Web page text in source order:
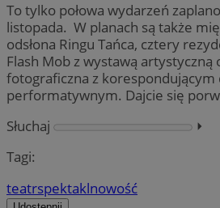
To tylko połowa wydarzeń
listopada. W planach są także
odsłona Ringu Tańca, cztery
Flash Mob z wystawą artystyczną
fotograficzna z korespondującym
performatywnym. Dajcie się
Słuchaj
⏵︎
Tagi:
teatrspektaklnowość